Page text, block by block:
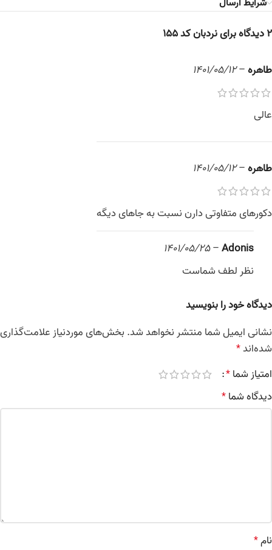
شرایط ارسال
2 دیدگاه برای نردبان کد 155
طاهره–
1401/05/12
عالی
طاهره–
1401/05/12
دکورهای متفاوتی دارن نسبت به جاهای دیگه
Adonis
–
1401/05/25
نظر لطف شماست
دیدگاه خود را بنویسید
نشانی ایمیل شما منتشر نخواهد شد. بخش‌های موردنیاز علامت‌گذاری
شده‌اند*
امتیاز شما*
دیدگاه شما*
نام*